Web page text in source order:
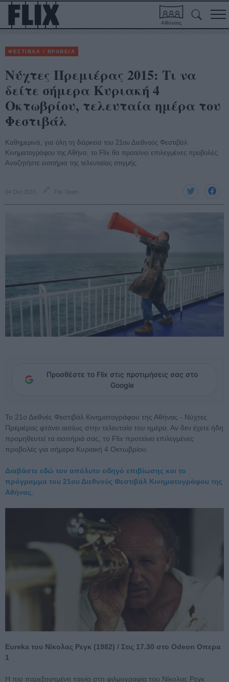
Αίθουσες
ΦΕΣΤΙΒΑΛ / ΒΡΑΒΕΙΑ
Νύχτες Πρεμιέρας 2015: Τι να
δείτε σήμερα Κυριακή 4
Οκτωβρίου, τελευταία ημέρα του
Φεστιβάλ
Καθημερινά, για όλη τη διάρκεια του 21ου Διεθνούς Φεστιβάλ
Κινηματογράφου της Αθήνα, το Flix θα προτείνει επιλεγμένες προβολές.
Αναζητήστε εισιτήρια της τελευταίας στιγμής.
04 Οκτ 2015 Flix Team
Προσθέστε το Flix στις προτιμήσεις σας στο
Google
Το 21ο Διεθνές Φεστιβάλ Κινηματογράφου της Αθήνας - Νύχτες
Πρεμιέρας φτάνει αισίως στην τελευταία του ημέρα. Αν δεν έχετε ήδη
προμηθευτεί τα εισιτήριά σας, το Flix προτείνει επιλεγμένες
προβολές για σήμερα Κυριακή 4 Οκτωβρίου.
Διαβάστε εδώ τον απόλυτο οδηγό επιβίωσης και το
πρόγραμμα του 21ου Διεθνούς Φεστιβάλ Κινηματογράφου της
Αθήνας.
Eureka του Νίκολας Ρεγκ (1982) / Στις 17.30 στο Odeon Οπερα
1
Η πιο παρεξηγημένη ταινία στη φιλμογραφία του Νίκολας Ρεγκ